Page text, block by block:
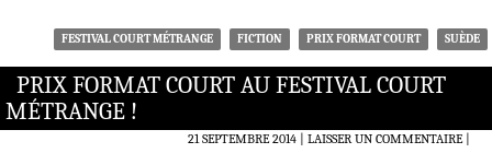
FESTIVAL COURT MÉTRANGE FICTION PRIX FORMAT COURT SUÈDE
PRIX FORMAT COURT AU FESTIVAL COURT
MÉTRANGE !
21 SEPTEMBRE 2014 LAISSER UN COMMENTAIRE|